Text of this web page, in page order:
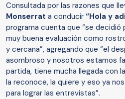
Consultada por las razones que
Monserrat a conducir “Hola y
programa cuenta que “se decidió
muy buena evaluación como
y cercana”, agregando que “el
asombroso y nosotros estamos
partida, tiene mucha llegada con
la reconoce, la quiere y eso ya
para lograr las entrevistas”.